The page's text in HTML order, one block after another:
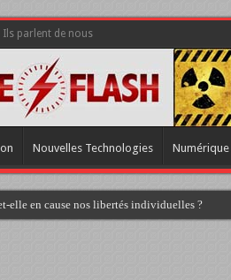
Ils parlent de nous
Nouvelles Technologies Numérique
elle en cause nos libertés individuelles ?